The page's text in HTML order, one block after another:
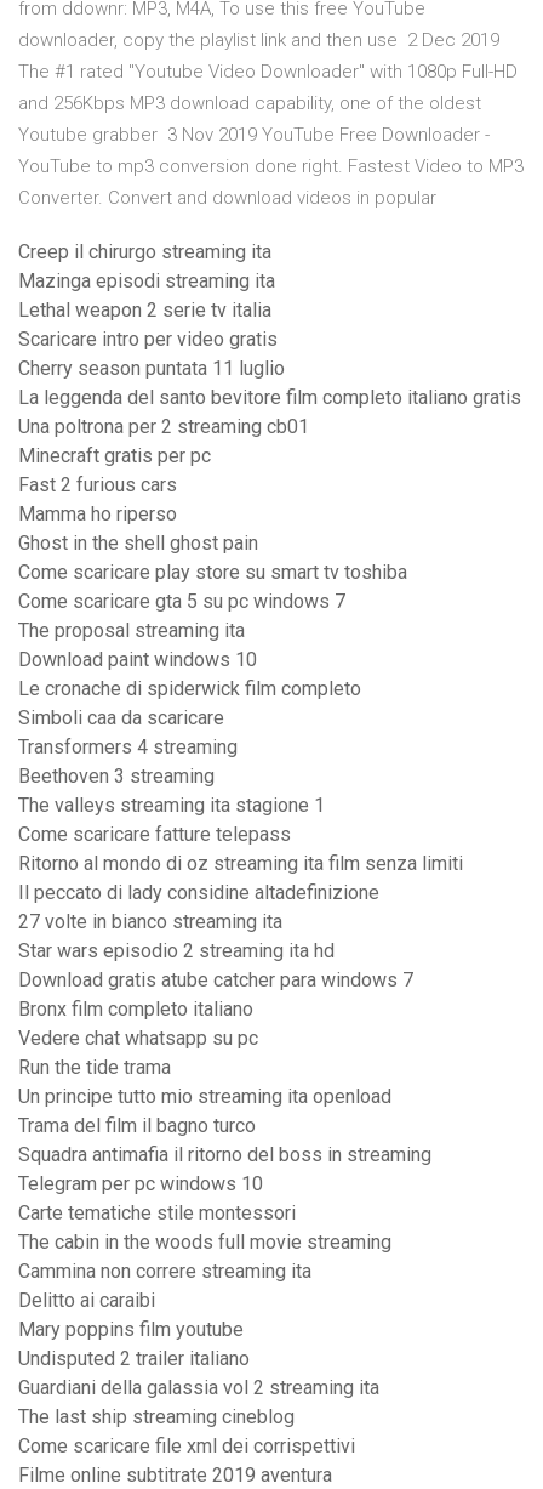
from ddownr: MP3, M4A, To use this free YouTube
downloader, copy the playlist link and then use 2 Dec 2019
The #1 rated "Youtube Video Downloader" with 1080p Full-HD
and 256Kbps MP3 download capability, one of the oldest
Youtube grabber 3 Nov 2019 YouTube Free Downloader -
YouTube to mp3 conversion done right. Fastest Video to MP3
Converter. Convert and download videos in popular
Creep il chirurgo streaming ita
Mazinga episodi streaming ita
Lethal weapon 2 serie tv italia
Scaricare intro per video gratis
Cherry season puntata 11 luglio
La leggenda del santo bevitore film completo italiano gratis
Una poltrona per 2 streaming cb01
Minecraft gratis per pc
Fast 2 furious cars
Mamma ho riperso
Ghost in the shell ghost pain
Come scaricare play store su smart tv toshiba
Come scaricare gta 5 su pc windows 7
The proposal streaming ita
Download paint windows 10
Le cronache di spiderwick film completo
Simboli caa da scaricare
Transformers 4 streaming
Beethoven 3 streaming
The valleys streaming ita stagione 1
Come scaricare fatture telepass
Ritorno al mondo di oz streaming ita film senza limiti
Il peccato di lady considine altadefinizione
27 volte in bianco streaming ita
Star wars episodio 2 streaming ita hd
Download gratis atube catcher para windows 7
Bronx film completo italiano
Vedere chat whatsapp su pc
Run the tide trama
Un principe tutto mio streaming ita openload
Trama del film il bagno turco
Squadra antimafia il ritorno del boss in streaming
Telegram per pc windows 10
Carte tematiche stile montessori
The cabin in the woods full movie streaming
Cammina non correre streaming ita
Delitto ai caraibi
Mary poppins film youtube
Undisputed 2 trailer italiano
Guardiani della galassia vol 2 streaming ita
The last ship streaming cineblog
Come scaricare file xml dei corrispettivi
Filme online subtitrate 2019 aventura